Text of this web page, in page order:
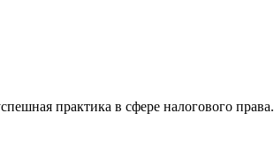
практика в сфере налогового права.